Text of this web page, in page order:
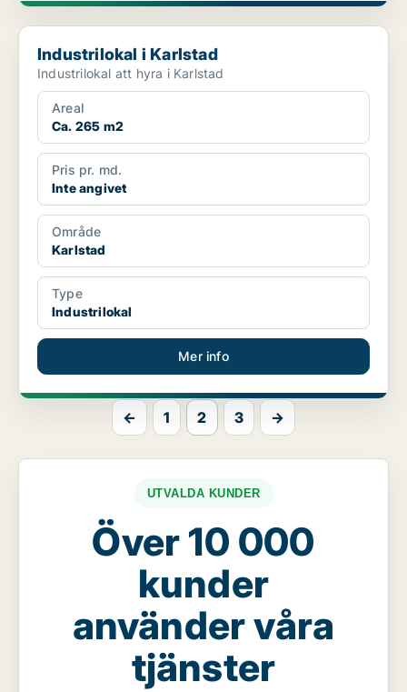
Industrilokal i Karlstad
Industrilokal i Karlstad
Industrilokal att hyra i Karlstad
Areal
Ca. 265 m2
Pris pr. md.
Inte angivet
Område
Karlstad
Type
Industrilokal
Mer info
← 1 2 3 →
UTVALDA KUNDER
Över 10 000
kunder
använder våra
tjänster